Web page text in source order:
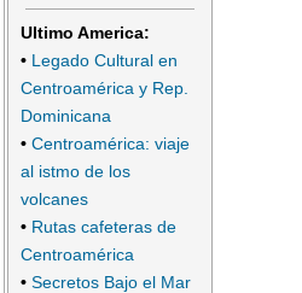
Ultimo America:
• Legado Cultural en
Centroamérica y Rep.
Dominicana
• Centroamérica: viaje
al istmo de los
volcanes
• Rutas cafeteras de
Centroamérica
• Secretos Bajo el Mar